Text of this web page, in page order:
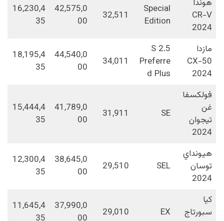
هوندا
CR-V
2024
Special
Edition
32,511
42,575,0
00
16,230,4
35
مازدا
CX-50
2024
2.5 S
Preferre
d Plus
34,011
44,540,0
00
18,195,4
35
فولكسفا
غن
تيجوان
2024
SE
31,911
41,789,0
00
15,444,4
35
هيونداي
توسان
2024
SEL
29,510
38,645,0
00
12,300,4
35
كيا
سبورتاج
EX
29,010
37,990,0
11,645,4